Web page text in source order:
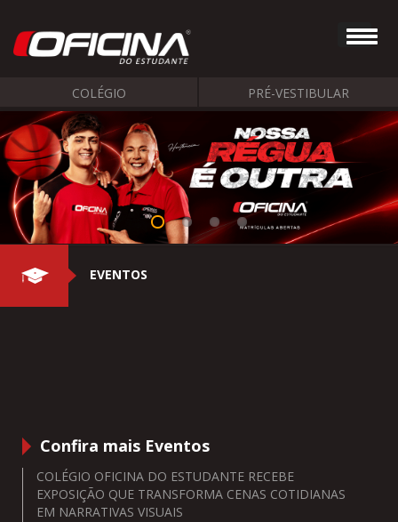
COLÉGIO PRÉ-VESTIBULAR
EVENTOS
Confira mais Eventos
COLÉGIO OFICINA DO ESTUDANTE RECEBE
EXPOSIÇÃO QUE TRANSFORMA CENAS COTIDIANAS
EM NARRATIVAS VISUAIS